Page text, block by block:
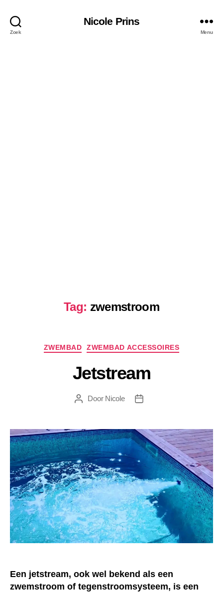
Zoek
Nicole Prins
Menu
Tag: zwemstroom
Categorieën
ZWEMBAD ZWEMBAD ACCESSOIRES
Jetstream
Berichtauteur
Door Nicole Berichtdatum
Een jetstream, ook wel bekend als een
zwemstroom of tegenstroomsysteem, is een